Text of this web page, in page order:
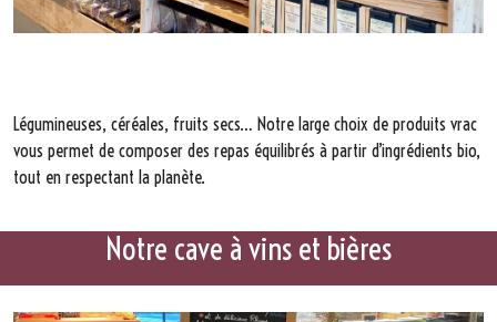
Légumineuses, céréales, fruits secs… Notre large choix de produits vrac
vous permet de composer des repas équilibrés à partir d’ingrédients bio,
tout en respectant la planète.
Notre cave à vins et bières